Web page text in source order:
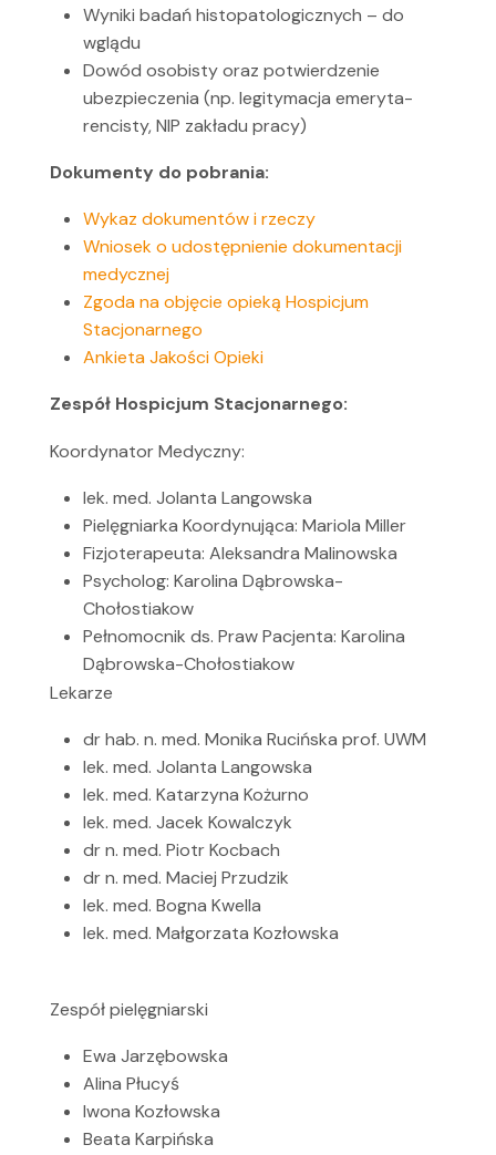
Wyniki badań histopatologicznych – do
wglądu
Dowód osobisty oraz potwierdzenie
ubezpieczenia (np. legitymacja emeryta-
rencisty, NIP zakładu pracy)
Dokumenty do pobrania:
Wykaz dokumentów i rzeczy
Wniosek o udostępnienie dokumentacji
medycznej
Zgoda na objęcie opieką Hospicjum
Stacjonarnego
Ankieta Jakości Opieki
Zespół Hospicjum Stacjonarnego:
Koordynator Medyczny:
lek. med. Jolanta Langowska
Pielęgniarka Koordynująca: Mariola Miller
Fizjoterapeuta: Aleksandra Malinowska
Psycholog: Karolina Dąbrowska-
Chołostiakow
Pełnomocnik ds. Praw Pacjenta: Karolina
Dąbrowska-Chołostiakow
Lekarze
dr hab. n. med. Monika Rucińska prof. UWM
lek. med. Jolanta Langowska
lek. med. Katarzyna Kożurno
lek. med. Jacek Kowalczyk
dr n. med. Piotr Kocbach
dr n. med. Maciej Przudzik
lek. med. Bogna Kwella
lek. med. Małgorzata Kozłowska
Zespół pielęgniarski
Ewa Jarzębowska
Alina Płucyś
Iwona Kozłowska
Beata Karpińska